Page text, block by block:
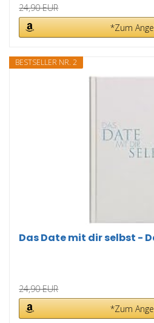
24,90 EUR
*Zum
BESTSELLER NR. 2
Das Date mit dir selbst -
24,90 EUR
*Zum